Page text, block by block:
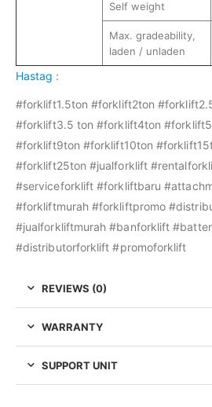
Self weight
Max. gradeability,
laden / unladen
Hastag :
#forklift1.5ton #forklift2ton
#forklift3.5 ton #forklift4ton
#forklift9ton #forklift10ton
#forklift25ton #jualforklift
#serviceforklift #forkliftbaru
#forkliftmurah #forkliftpromo
#jualforkliftmurah #banforklift
#distributorforklift #promoforklift
REVIEWS (0)
WARRANTY
SUPPORT UNIT